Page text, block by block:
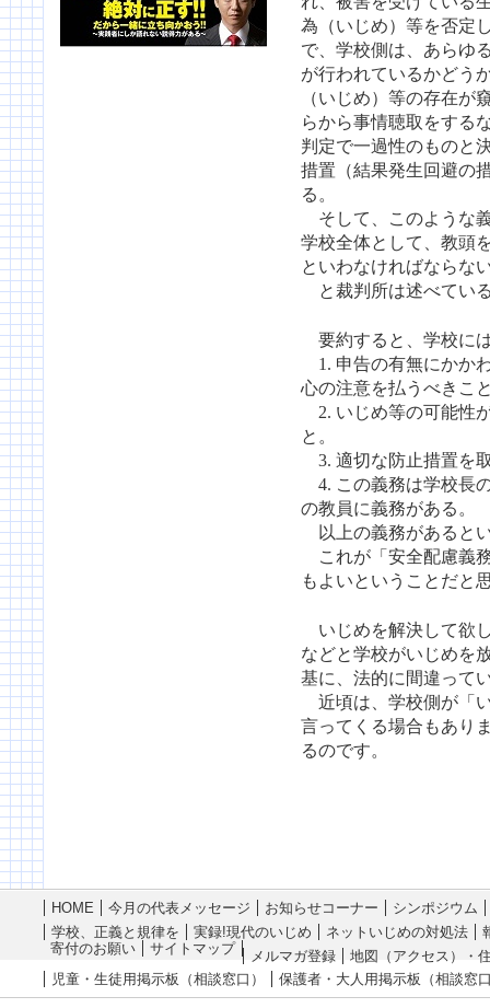
為（いじめ）等を否定
で、学校側は、あらゆ
が行われているかどう
（いじめ）等の存在が
らから事情聴取をする
判定で一過性のものと
措置（結果発生回避の
る。
そして、このような
学校全体として、教頭
といわなければならな
と裁判所は述べてい
要約すると、学校に
1. 申告の有無にかか
心の注意を払うべきこ
2. いじめ等の可能性
と。
3. 適切な防止措置を
4. この義務は学校長
の教員に義務がある。
以上の義務があると
これが「安全配慮義
もよいということだと
いじめを解決して欲
などと学校がいじめを
基に、法的に間違って
近頃は、学校側が「
言ってくる場合もあり
るのです。
HOME 今月の代表メッセージ お知らせコーナー
シンポジウム
学校、正義と規律を
実録!現代のいじめ ネットいじめの対処法
寄付のお願い
サイトマップ メルマガ登録
地図（アクセス）・
児童・生徒用掲示板（相談窓口）
保護者・大人用掲示板（相談窓